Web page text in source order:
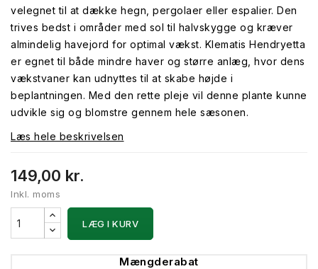
velegnet til at dække hegn, pergolaer eller espalier. Den
trives bedst i områder med sol til halvskygge og kræver
almindelig havejord for optimal vækst. Klematis Hendryetta
er egnet til både mindre haver og større anlæg, hvor dens
vækstvaner kan udnyttes til at skabe højde i
beplantningen. Med den rette pleje vil denne plante kunne
udvikle sig og blomstre gennem hele sæsonen.
Læs hele beskrivelsen
149,00 kr.
Inkl. moms
LÆG I KURV
Mængderabat